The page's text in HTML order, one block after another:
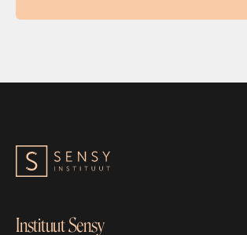
Instituut Sensy